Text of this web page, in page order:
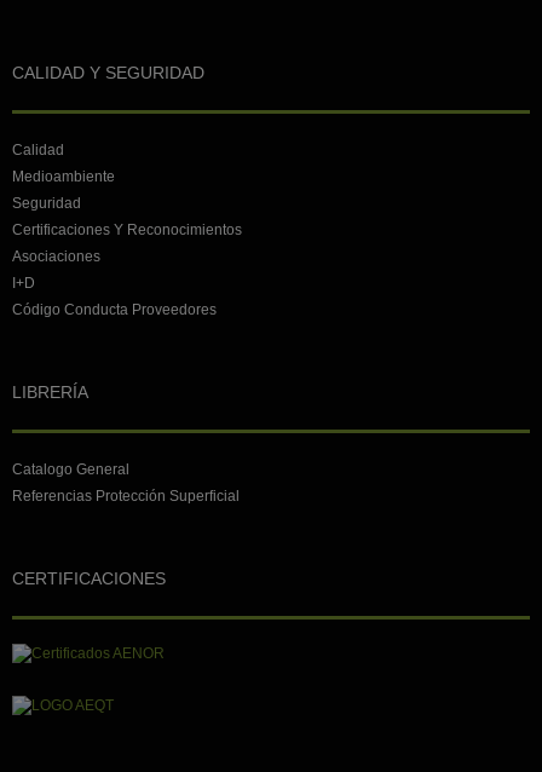
CALIDAD Y SEGURIDAD
Calidad
Medioambiente
Seguridad
Certificaciones Y Reconocimientos
Asociaciones
I+D
Código Conducta Proveedores
LIBRERÍA
Catalogo General
Referencias Protección Superficial
CERTIFICACIONES